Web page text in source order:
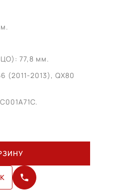
77,8 мм.
(2011-2013), QX80